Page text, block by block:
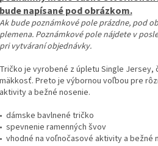
napísané pod obrázkom.
Ak bude poznámkové pole prázdne, pod
plemena. Poznámkové pole nájdete v
pri vytváraní objednávky.
Tričko je vyrobené z úpletu Single Jersey,
mäkkosť. Preto je výbornou voľbou pre
aktivity a bežné nosenie.
• dámske bavlnené tričko
• spevnenie ramenných švov
• vhodné na voľnočasové aktivity a bežné